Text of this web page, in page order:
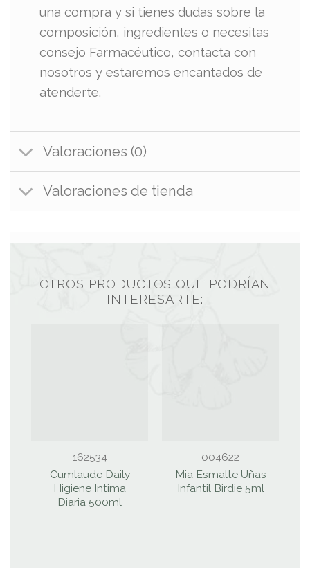
una compra y si tienes dudas sobre la
composición, ingredientes o necesitas
consejo Farmacéutico, contacta con
nosotros y estaremos encantados de
atenderte.
Valoraciones (0)
Valoraciones de tienda
OTROS PRODUCTOS QUE PODRÍAN
INTERESARTE:
162534
Cumlaude Daily
Higiene Intima
Diaria 500ml
004622
Mia Esmalte Uñas
Infantil Birdie 5ml